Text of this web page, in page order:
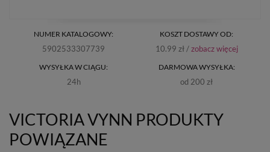
NUMER KATALOGOWY:
5902533307739
WYSYŁKA W CIĄGU:
24h
KOSZT DOSTAWY OD:
10.99 zł /zobacz więcej
DARMOWA WYSYŁKA:
od 200 zł
VICTORIA VYNN PRODUKTY
POWIĄZANE